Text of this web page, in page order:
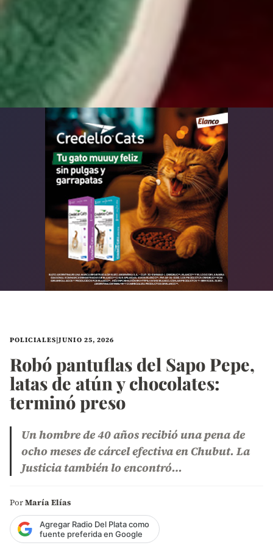
POLICIALES|JUNIO 25, 2026
Robó pantuflas del Sapo Pepe,
latas de atún y chocolates:
terminó preso
Un hombre de 40 años recibió una pena de
ocho meses de cárcel efectiva en Chubut. La
Justicia también lo encontró…
PorMaría Elías
Agregar Radio Del Plata como
fuente preferida en Google